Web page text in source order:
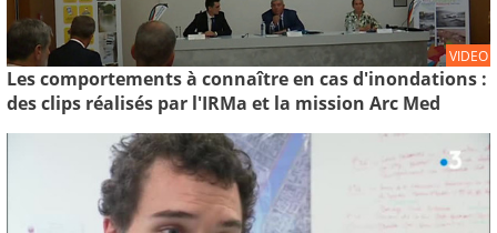
VIDEO
Les comportements à connaître en cas d'inondations :
des clips réalisés par l'IRMa et la mission Arc Med